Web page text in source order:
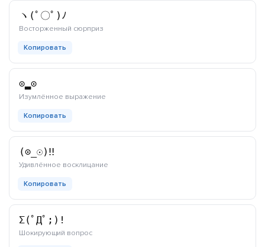
ヽ(ﾟ〇ﾟ)ﾉ
Восторженный сюрприз
Копировать
⊙▂⊙
Изумлённое выражение
Копировать
(⊙_☉)‼
Удивлённое восклицание
Копировать
Σ(ﾟДﾟ;)!
Шокирующий вопроскаомодзи